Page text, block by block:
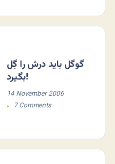
گوگل باید درش را گِل
بگیرد!
14 November 2006
7 Comments